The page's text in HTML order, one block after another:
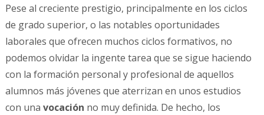
Pese al creciente prestigio, principalmente en los ciclos
de grado superior, o las notables oportunidades
laborales que ofrecen muchos ciclos formativos, no
podemos olvidar la ingente tarea que se sigue haciendo
con la formación personal y profesional de aquellos
alumnos más jóvenes que aterrizan en unos estudios
con una vocación no muy definida. De hecho, los